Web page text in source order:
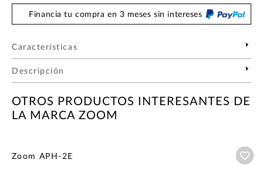
Financia tu compra en 3 meses sin intereses
Características
Descripción
OTROS PRODUCTOS INTERESANTES DE
LA MARCA ZOOM
Zoom APH-2E